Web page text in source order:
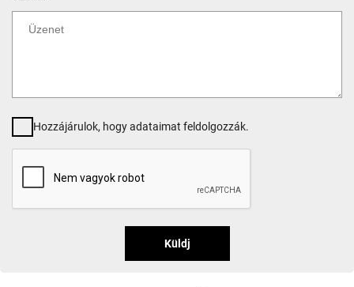
Hozzájárulok, hogy adataimat feldolgozzák.
Küldj